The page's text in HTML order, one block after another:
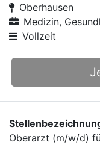
Oberhausen
Medizin,
Vollzeit
Oberarzt (m/w/d)